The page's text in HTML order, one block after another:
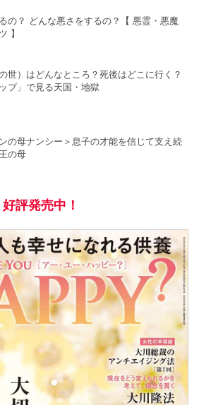
の？ どんな悪さをするの？【 悪霊・悪魔
】
世）はどんなところ？死後はどこに行く？
プ」で見る天国・地獄
の母ナンシー＞息子の才能を信じて支え続
の母
好評発売中！